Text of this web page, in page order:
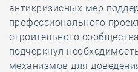
антикризисных мер
профессионального
строительного
подчеркнул
механизмов для